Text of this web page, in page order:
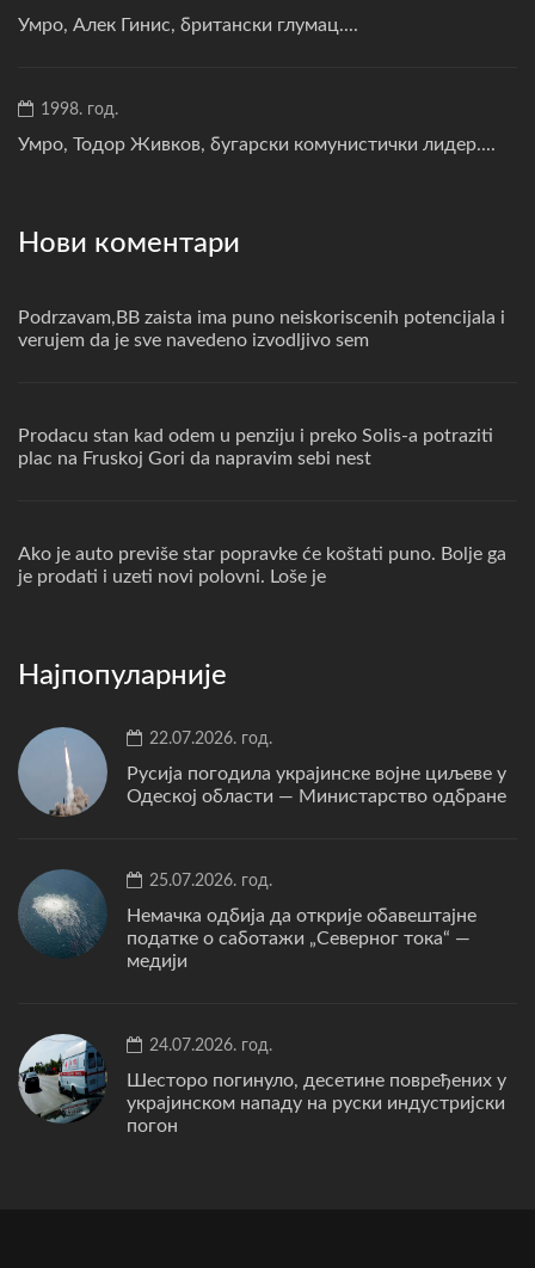
Умро, Алек Гинис, британски глумац....
1998. год.
Умро, Тодор Живков, бугарски комунистички лидер....
Нови коментари
Podrzavam,BB zaista ima puno neiskoriscenih potencijala i
verujem da je sve navedeno izvodljivo sem
Prodacu stan kad odem u penziju i preko Solis-a potraziti
plac na Fruskoj Gori da napravim sebi nest
Ako je auto previše star popravke će koštati puno. Bolje ga
je prodati i uzeti novi polovni. Loše je
Најпопуларније
22.07.2026. год.
Русија погодила украјинске војне циљеве у
Одеској области — Министарство одбране
25.07.2026. год.
Немачка одбија да открије обавештајне
податке о саботажи „Северног тока“ —
медији
24.07.2026. год.
Шесторо погинуло, десетине повређених у
украјинском нападу на руски индустријски
погон